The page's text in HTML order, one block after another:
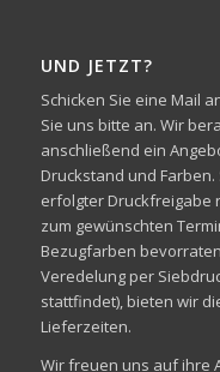
UND JETZT?
Schicken Sie eine Mail
Sie uns bitte an. Wir
anschließend ein
Druckstand und
erfolgter Druckfreigabe
zum gewünschten
Bezugfarben
Veredelung per
stattfindet), bieten wir
Lieferzeiten.
Wir freuen uns auf ihre